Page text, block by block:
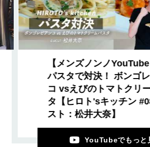
【メンズノンノ
パスタで対決！ ボンゴ
コ vsえびのトマトクリ
タ【ヒロト'sキッチン
スト：松井大奈】
YouTubeでもっと